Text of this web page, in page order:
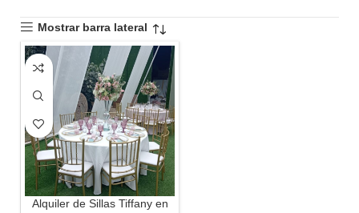
Mostrar barra lateral
Alquiler de Sillas Tiffany en